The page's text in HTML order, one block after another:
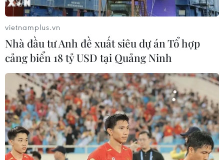
vietnamplus.vn
Nhà đầu tư Anh đề xuất siêu dự án Tổ hợp
cảng biển 18 tỷ USD tại Quảng Ninh